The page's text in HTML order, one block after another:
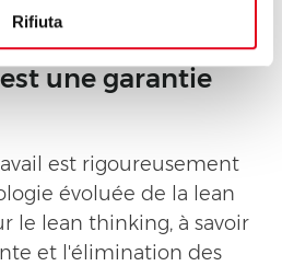
Rifiuta
une garantie
est rigoureusement
évoluée de la lean
le lean thinking, à savoir
et l'élimination des